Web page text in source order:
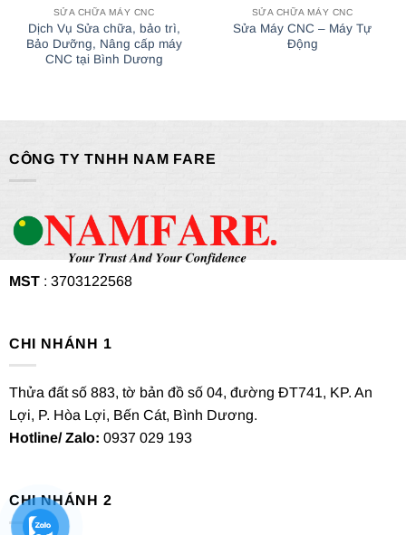
SỬA CHỮA MÁY CNC
Dịch Vụ Sửa chữa, bảo trì,
Bảo Dưỡng, Nâng cấp máy
CNC tại Bình Dương
SỬA CHỮA MÁY CNC
Sửa Máy CNC – Máy Tự
Động
CÔNG TY TNHH NAM FARE
MST: 3703122568
CHI NHÁNH 1
Thửa đất số 883, tờ bản đồ số 04, đường ĐT741, KP. An
Lợi, P. Hòa Lợi, Bến Cát, Bình Dương.
Hotline/ Zalo: 0937 029 193
CHI NHÁNH 2